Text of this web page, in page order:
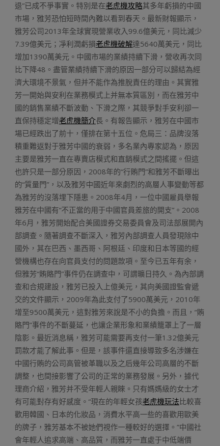
退”已成不爭事實。特別是在老虎機攻略其多年虧損的中國
市場，雅芳恐怕短時間內難以看到春天。最新財報顯示，
雅芳公司2013年全球實現營業收入99.6億美元，同比減少
7.39億美元；凈利潤虧損老虎機破解達5640萬美元，同比
增加1390萬美元。中國市場的業績持續下滑，營收再次同
比下降48。盡管業績持續下滑的原因一部分可以歸結為經
濟大環境不景氣，但并不能作為推脫責任的理由。其實雅
芳一開始與安利在業務模式上并無本質區別，而在雅芳中
國的銷售業績不斷波動、下滑之際，其競爭對手安利卻一
直保持穩定增老虎機簡介長。有報告顯示，雅芳在中國市
場已經跌出了前十，僅排在第十五位。危局三：品牌沒落
積重難返對于雅芳中國的衰弱，多名業內專家認為，原因
主要是雅芳一直在專賣店模式和直銷模式之間搖擺。但這
也許只是一部分原因，2008年的“行賄門”和雅芳不斷曝出
的“質量門”，以及雅芳中國近年來劇烈的高層人事變動等都
為雅芳的沒落埋下隱患。2008年4月，一位中國雇員舉報
雅芳在中國有“不正當的用于中國官員差旅的開支”。2008
年6月，雅芳開始配合美國證券交易委員會及司法部展開內
部調查。隨著調查不斷深入，雅芳內部調查人員發現除中
國外，其在巴西、墨西哥、阿根廷、印度和日本等國的經
營機構也存在向官員支付的問題款項。至今已五年有余，
但雅芳“賄賂門”事件仍在調查中，可謂曠日持久。為內部調
查和合規建設，雅芳已投入上億美元，其向美國證監會遞
交的文件顯示，2009年為此支付了5900萬美元，2010年
增至9500萬美元，這對雅芳來說是不小的負擔。而且，“賄
賂門”事件的不斷蔓延，也讓企業形象和業績籠罩上了一層
陰影。最近消息稱，雅芳可能需要再支付一筆1.32億美元
罰款才能了解此事。但是，該事件還直接導致多名涉嫌在
中國行賄的公司高管被革職以及之后幾年公司高層的不斷
調整，也間接影響了公司的正常的業務發展。另外，據代
理商介紹，雅芳并不受年輕人親睞。只有媽媽級的女士才
有可能對存有好感度。“現在的年輕女孩老虎機玩法 比較喜
歡用韓國、日本的化妝品，消費水平高一些的喜歡用歐美
的牌子，雅芳基本不被她們視作一種較好的選擇。”中國社
會年輕人追求高端、高品質，而雅芳一直處于中低端價